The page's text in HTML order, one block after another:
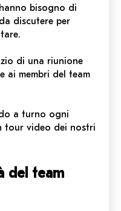
bisogno di
da discutere per
di una riunione
ai membri del team
a turno ogni
tour video dei nostri
del team